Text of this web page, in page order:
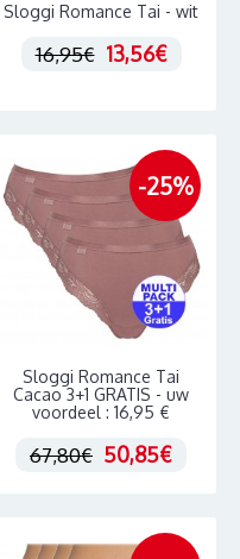
Sloggi Romance Tai - wit
16,95€ 13,56€
-25%
Sloggi Romance Tai
Cacao 3+1 GRATIS - uw
voordeel : 16,95 €
67,80€ 50,85€